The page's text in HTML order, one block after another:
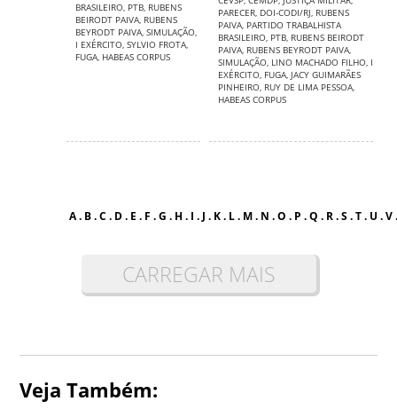
BRASILEIRO, PTB, RUBENS
BEIRODT PAIVA, RUBENS
BEYRODT PAIVA, SIMULAÇÃO,
I EXÉRCITO, SYLVIO FROTA,
FUGA, HABEAS CORPUS
PARECER, DOI-CODI/RJ, RUBENS
PAIVA, PARTIDO TRABALHISTA
BRASILEIRO, PTB, RUBENS BEIRODT
PAIVA, RUBENS BEYRODT PAIVA,
SIMULAÇÃO, LINO MACHADO FILHO, I
EXÉRCITO, FUGA, JACY GUIMARÃES
PINHEIRO, RUY DE LIMA PESSOA,
HABEAS CORPUS
A. B.C . D. E . F .G . H. I . J . K. L. M. N .O . P .Q . R.S.T. U .V.
CARREGAR MAIS
Veja Também: